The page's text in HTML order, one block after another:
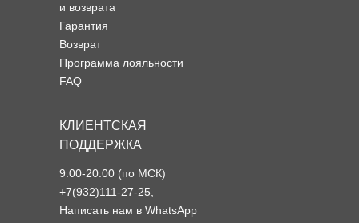
и возврата
Гарантия
Возврат
Программа лояльности
FAQ
КЛИЕНТСКАЯ
ПОДДЕРЖКА
9:00-20:00 (по МСК)
+7(932)111-27-25,
Написать нам в WhatsApp